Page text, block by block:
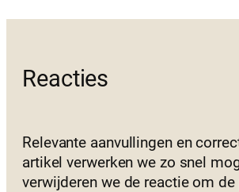
Reacties
Relevante aanvullingen en
artikel verwerken we zo snel
verwijderen we de reactie om de